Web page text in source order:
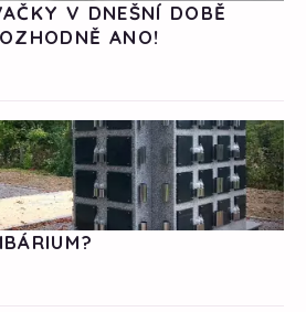
V DNEŠNÍ DOBĚ
ANO!